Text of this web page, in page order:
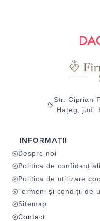
Str. Ciprian
Hațeg, jud.
INFORMAȚII
Despre noi
Politica de
Politica de utilizare
Termeni și condiții de
Sitemap
Contact